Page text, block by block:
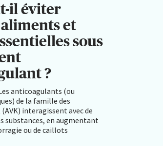
il éviter
et
sous
?
anticoagulants (ou
de la famille des
interagissent avec de
substances, en augmentant
ou de caillots